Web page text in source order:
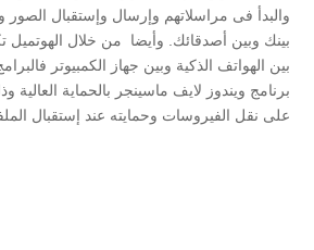
والبدأ فى مراسلاتهم وإرسال وإستقبال الصور
بينك وبين أصدقائك. وأيضا من خلال الهوتميل
بين الهواتف الذكية وبين جهاز الكمبيوتر
برنامج ويندوز لايف ماسينجر بالحماية
على نقل الفيروسات وحمايته عند إستقبال